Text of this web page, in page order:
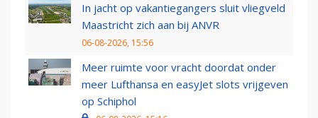
In jacht op vakantiegangers sluit vliegveld
Maastricht zich aan bij ANVR
06-08-2026, 15:56
Meer ruimte voor vracht doordat onder
meer Lufthansa en easyJet slots vrijgeven
op Schiphol